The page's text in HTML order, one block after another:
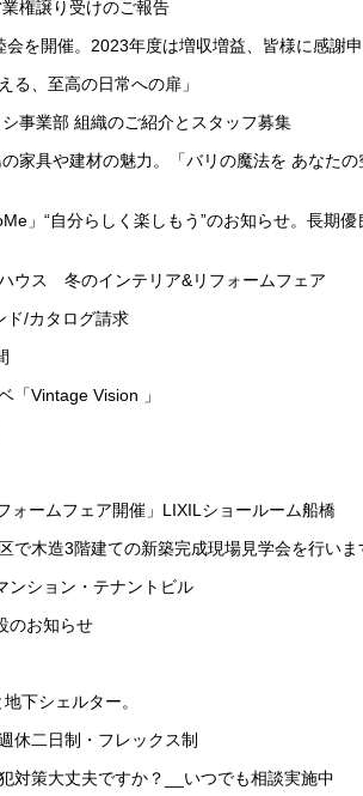
権譲り受けのご報告
を開催。2023年度は増収増益、皆様に感謝
る、至高の日常への扉」
事業部 組織のご紹介とスタッフ募集
家具や建材の魅力。「バリの魔法を あなた
」“自分らしく楽しもう”のお知らせ。長期
ウス 冬のインテリア&リフォームフェア
ド/カタログ請求
「Vintage Vision 」
ォームフェア開催」LIXILショールーム船橋
で木造3階建ての新築完成現場見学会を行い
ンション・テナントビル
のお知らせ
下シェルター。
休二日制・フレックス制
対策大丈夫ですか？__いつでも相談実施中